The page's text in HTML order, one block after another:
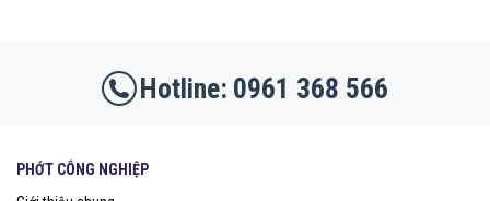
0961 368 566
PHỚT CÔNG NGHIỆP